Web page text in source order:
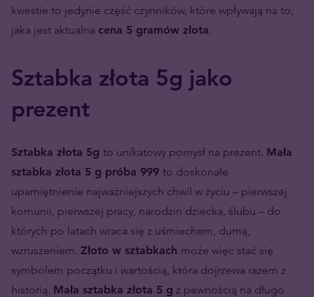
kwestie to jedynie część czynników, które wpływają na to,
jaka jest aktualna cena 5 gramów złota.
Sztabka złota 5g jako
prezent
Sztabka złota 5g to unikatowy pomysł na prezent. Mała
sztabka złota 5 g próba 999 to doskonałe
upamiętnienie najważniejszych chwil w życiu – pierwszej
komunii, pierwszej pracy, narodzin dziecka, ślubu – do
których po latach wraca się z uśmiechem, dumą,
wzruszeniem. Złoto w sztabkach może więc stać się
symbolem początku i wartością, która dojrzewa razem z
historią. Mała sztabka złota 5 g z pewnością na długo